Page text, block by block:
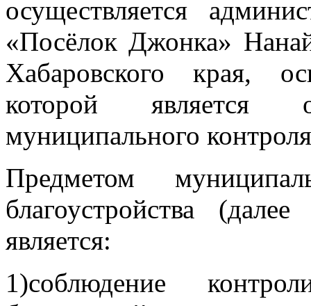
осуществляется
«Посёлок Джонка»
Хабаровского края,
которой является
муниципального
Предметом
благоустройства
является:
1)соблюдение